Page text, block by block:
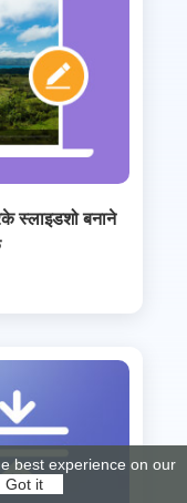
स्लाइडशो बनाने
best experience on our
Got it